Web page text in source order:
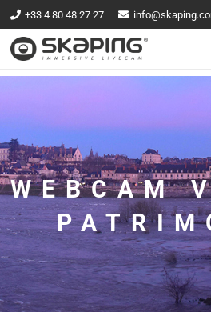
+33 4 80 48 27 27
WEBCAM